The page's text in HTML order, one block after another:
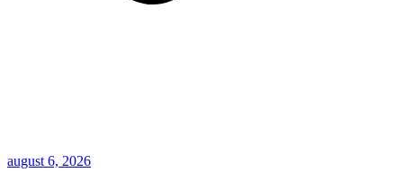
august 6, 2026